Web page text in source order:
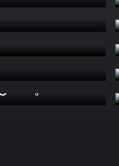
8. Bölüm
4. Bölüm
2. Bölüm
Yaşatmak